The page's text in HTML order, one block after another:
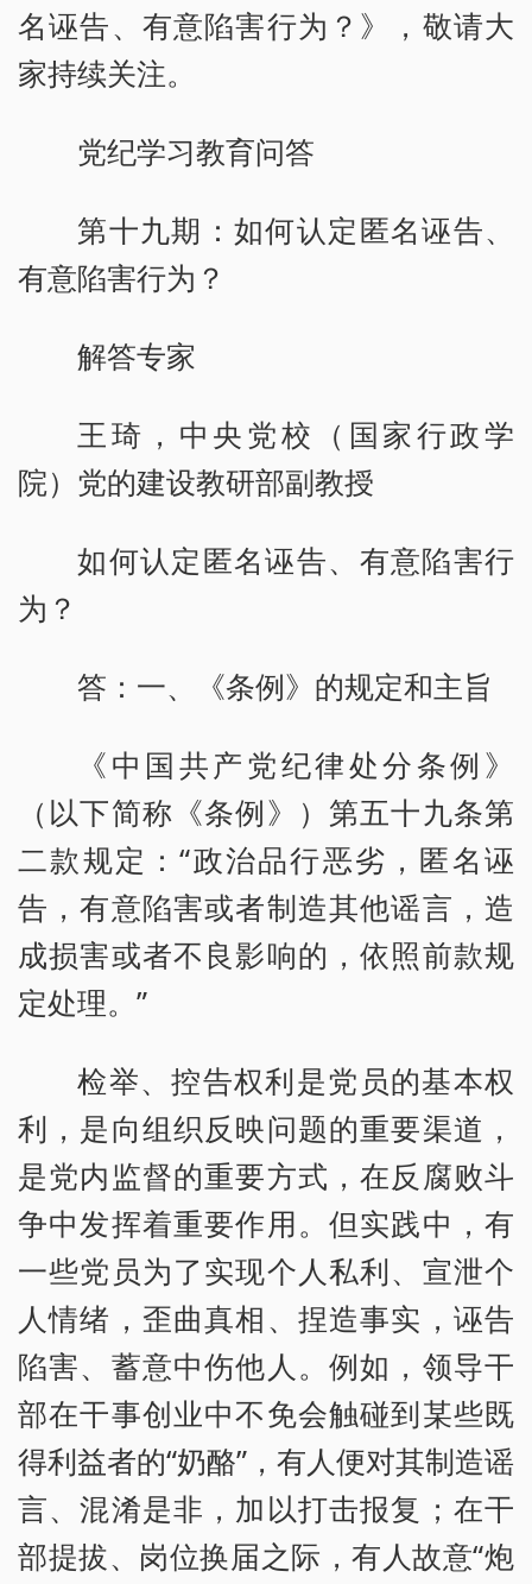
名诬告、有意陷害行为？》，敬请大
家持续关注。
党纪学习教育问答
第十九期：如何认定匿名诬告、
有意陷害行为？
解答专家
王琦，中央党校（国家行政学
院）党的建设教研部副教授
如何认定匿名诬告、有意陷害行
为？
答：一、《条例》的规定和主旨
《中国共产党纪律处分条例》
（以下简称《条例》）第五十九条第
二款规定：“政治品行恶劣，匿名诬
告，有意陷害或者制造其他谣言，造
成损害或者不良影响的，依照前款规
定处理。”
检举、控告权利是党员的基本权
利，是向组织反映问题的重要渠道，
是党内监督的重要方式，在反腐败斗
争中发挥着重要作用。但实践中，有
一些党员为了实现个人私利、宣泄个
人情绪，歪曲真相、捏造事实，诬告
陷害、蓄意中伤他人。例如，领导干
部在干事创业中不免会触碰到某些既
得利益者的“奶酪”，有人便对其制造谣
言、混淆是非，加以打击报复；在干
部提拔、岗位换届之际，有人故意“炮